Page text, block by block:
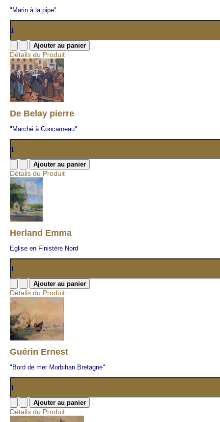
"Marin à la pipe"
Détails du Produit
De Belay pierre
"Marché à Concarneau"
Détails du Produit
Herland Emma
Eglise en Finistère Nord
Détails du Produit
Guérin Ernest
"Bord de mer Morbihan Bretagne"
Détails du Produit